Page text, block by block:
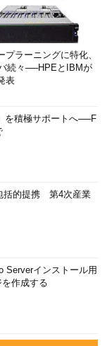
プラーニングに特化、
続々──HPEとIBMが
表
を積極サポートへ──F
括的提携 第4次産業
Serverインストール用
作成する